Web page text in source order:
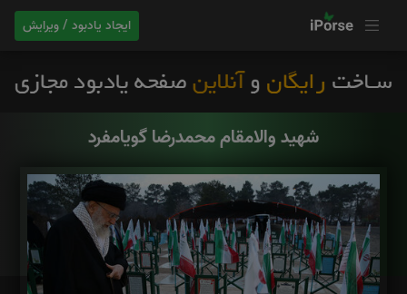
ایجاد یادبود / ویرایش
شهید والامقام محمدرضا گویامفرد